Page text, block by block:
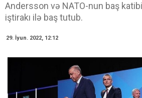
Andersson və NATO-nun baş
iştirakı ilə baş tutub.
29. İyun. 2022, 12:12